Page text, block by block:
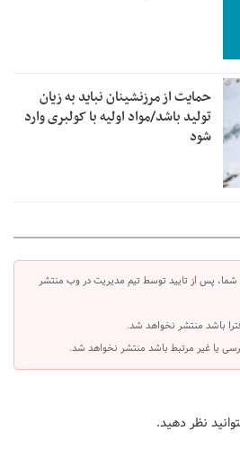
حمایت از مرزنشینان نباید به زیان
تولید باشد/مواد اولیه با کولبری وارد
شود
پس از تایید توسط تیم مدیریت در وب منتشر
باشد منتشر نخواهد شد.
یا غیر مرتبط باشد منتشر نخواهد شد.
نظر دهید.